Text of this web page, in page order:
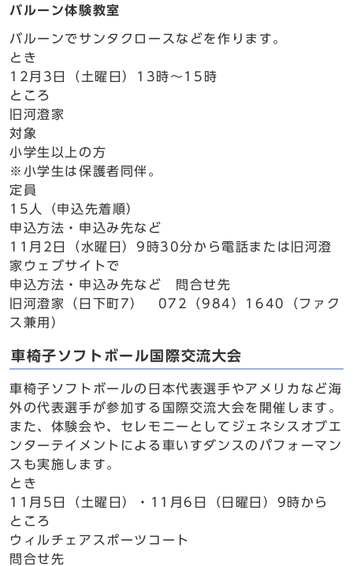
バルーン体験教室
バルーンでサンタクロースなどを作ります。
とき
12月3日（土曜日）13時～15時
ところ
旧河澄家
対象
小学生以上の方
※小学生は保護者同伴。
定員
15人（申込先着順）
申込方法・申込み先など
11月2日（水曜日）9時30分から電話または旧河澄
家ウェブサイトで
申込方法・申込み先など 問合せ先
旧河澄家（日下町7） 072（984）1640（ファク
ス兼用）
車椅子ソフトボール国際交流大会
車椅子ソフトボールの日本代表選手やアメリカなど海
外の代表選手が参加する国際交流大会を開催します。
また、体験会や、セレモニーとしてジェネシスオブエ
ンターテイメントによる車いすダンスのパフォーマン
スも実施します。
とき
11月5日（土曜日）・11月6日（日曜日）9時から
ところ
ウィルチェアスポーツコート
問合せ先